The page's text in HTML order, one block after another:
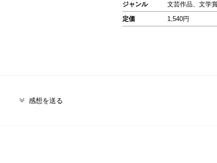
ジャンル
文芸作品、文学
定価
1,540円
感想を送る